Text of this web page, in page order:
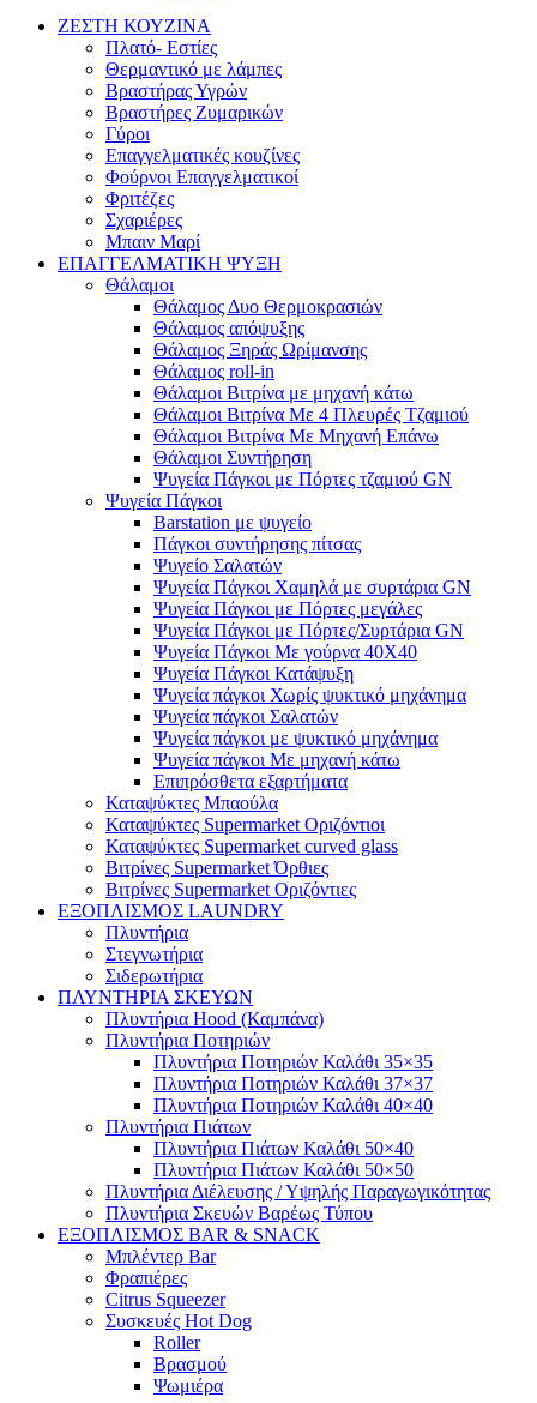
ΖΕΣΤΗ ΚΟΥΖΙΝΑ
Πλατό- Εστίες
Θερμαντικό με λάμπες
Βραστήρας Υγρών
Βραστήρες Ζυμαρικών
Γύροι
Επαγγελματικές κουζίνες
Φούρνοι Επαγγελματικοί
Φριτέζες
Σχαριέρες
Μπαιν Μαρί
ΕΠΑΓΓΕΛΜΑΤΙΚΗ ΨΥΞΗ
Θάλαμοι
Θάλαμος Δυο Θερμοκρασιών
Θάλαμος απόψυξης
Θάλαμος Ξηράς Ωρίμανσης
Θάλαμος roll-in
Θάλαμοι Βιτρίνα με μηχανή κάτω
Θάλαμοι Βιτρίνα Με 4 Πλευρές Τζαμιού
Θάλαμοι Βιτρίνα Με Μηχανή Επάνω
Θάλαμοι Συντήρηση
Ψυγεία Πάγκοι με Πόρτες τζαμιού GN
Ψυγεία Πάγκοι
Barstation με ψυγείο
Πάγκοι συντήρησης πίτσας
Ψυγείο Σαλατών
Ψυγεία Πάγκοι Χαμηλά με συρτάρια GN
Ψυγεία Πάγκοι με Πόρτες μεγάλες
Ψυγεία Πάγκοι με Πόρτες/Συρτάρια GN
Ψυγεία Πάγκοι Με γούρνα 40Χ40
Ψυγεία Πάγκοι Κατάψυξη
Ψυγεία πάγκοι Χωρίς ψυκτικό μηχάνημα
Ψυγεία πάγκοι Σαλατών
Ψυγεία πάγκοι με ψυκτικό μηχάνημα
Ψυγεία πάγκοι Με μηχανή κάτω
Επιπρόσθετα εξαρτήματα
Καταψύκτες Μπαούλα
Καταψύκτες Supermarket Οριζόντιοι
Καταψύκτες Supermarket curved glass
Βιτρίνες Supermarket Όρθιες
Βιτρίνες Supermarket Οριζόντιες
ΕΞΟΠΛΙΣΜΟΣ LAUNDRY
Πλυντήρια
Στεγνωτήρια
Σιδερωτήρια
ΠΛΥΝΤΗΡΙΑ ΣΚΕΥΩΝ
Πλυντήρια Hood (Καμπάνα)
Πλυντήρια Ποτηριών
Πλυντήρια Ποτηριών Καλάθι 35×35
Πλυντήρια Ποτηριών Καλάθι 37×37
Πλυντήρια Ποτηριών Καλάθι 40×40
Πλυντήρια Πιάτων
Πλυντήρια Πιάτων Καλάθι 50×40
Πλυντήρια Πιάτων Καλάθι 50×50
Πλυντήρια Διέλευσης / Υψηλής Παραγωγικότητας
Πλυντήρια Σκευών Βαρέως Τύπου
ΕΞΟΠΛΙΣΜΟΣ BAR & SNACK
Μπλέντερ Bar
Φραπιέρες
Citrus Squeezer
Συσκευές Hot Dog
Roller
Βρασμού
Ψωμιέρα